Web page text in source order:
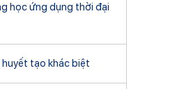
học ứng dụng thời đại
tạo khác biệt